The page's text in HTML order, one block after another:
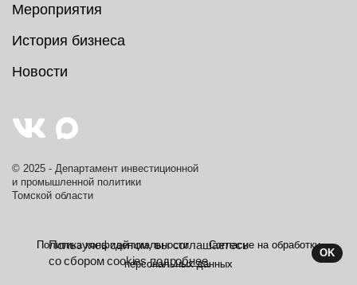
Мероприятия
История бизнеса
Новости
© 2025 - Департамент инвестиционной
и промышленной политики
Томской области
Политика конфиденциальности
Согласие на обработку
персональных данных
Пользуясь сайтом, вы соглашаетесь
со сбором cookiesподробнее.
OK